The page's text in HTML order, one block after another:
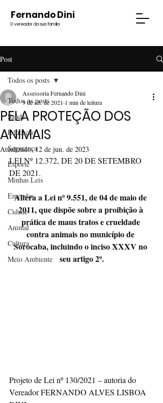
Fernando Dini
O vereador da sua família
Post
Todos os posts
Saúde
Educação
Segurança
Esporte
Minhas Leis
Emendas
Cidade
Animal
Cultura
Meio Ambiente
Todos os posts
PELA PROTEÇÃO DOS
ANIMAIS
Assessoria Fernando Dini
9 de set. de 2021 1 min de leitura
Atualizado:12 de jun. de 2023
LEI Nº 12.372, DE 20 DE SETEMBRO
DE 2021.
Altera a Lei nº 9.551, de 04 de maio de
2011, que dispõe sobre a proibição à
prática de maus tratos e crueldade
contra animais no município de
Sorocaba, incluindo o inciso XXXV no
seu artigo 2º.
Projeto de Lei nº 130/2021 – autoria do
Vereador FERNANDO ALVES LISBOA